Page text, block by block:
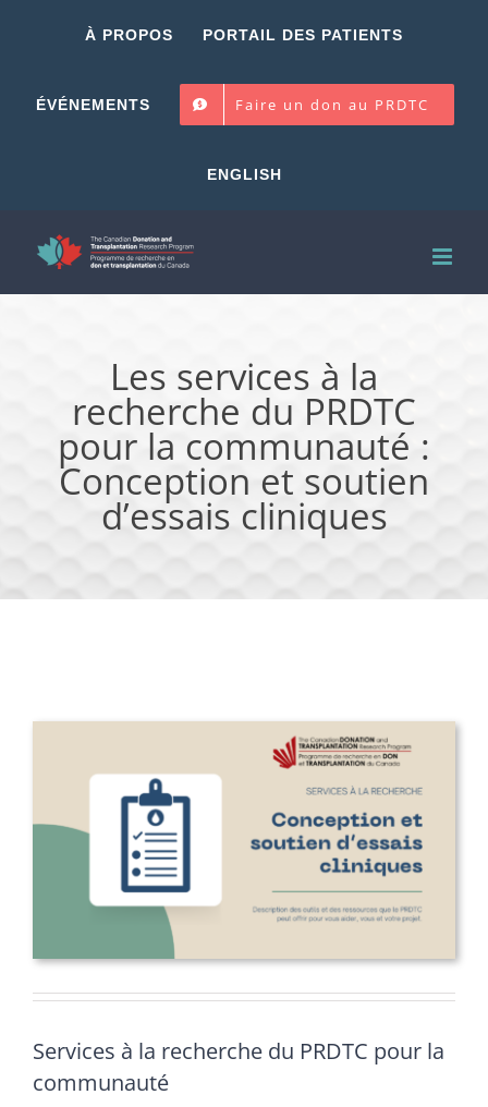
À PROPOS PORTAIL DES PATIENTS
ÉVÉNEMENTS Faire un don au PRDTC
ENGLISH
Les services à la
recherche du PRDTC
pour la communauté :
Conception et soutien
d’essais cliniques
Services à la recherche du PRDTC pour la
communauté